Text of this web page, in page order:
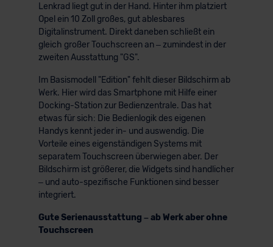
Lenkrad liegt gut in der Hand. Hinter ihm platziert
Opel ein 10 Zoll großes, gut ablesbares
Digitalinstrument. Direkt daneben schließt ein
gleich großer Touchscreen an – zumindest in der
zweiten Ausstattung "GS".
Im Basismodell "Edition" fehlt dieser Bildschirm ab
Werk. Hier wird das Smartphone mit Hilfe einer
Docking-Station zur Bedienzentrale. Das hat
etwas für sich: Die Bedienlogik des eigenen
Handys kennt jeder in- und auswendig. Die
Vorteile eines eigenständigen Systems mit
separatem Touchscreen überwiegen aber. Der
Bildschirm ist größerer, die Widgets sind handlicher
– und auto-spezifische Funktionen sind besser
integriert.
Gute Serienausstattung – ab Werk aber ohne
Touchscreen